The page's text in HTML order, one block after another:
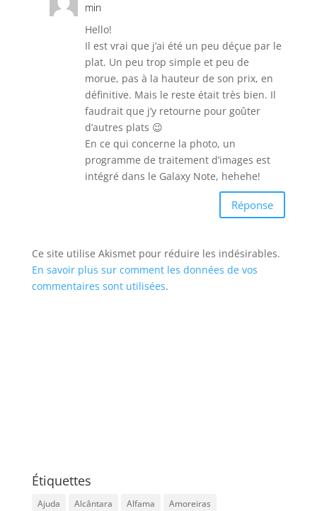
min
Hello!
Il est vrai que j’ai été un peu déçue par le
plat. Un peu trop simple et peu de
morue, pas à la hauteur de son prix, en
définitive. Mais le reste était très bien. Il
faudrait que j’y retourne pour goûter
d’autres plats 😉
En ce qui concerne la photo, un
programme de traitement d’images est
intégré dans le Galaxy Note, hehehe!
Réponse
Ce site utilise Akismet pour réduire les indésirables.
En savoir plus sur comment les données de vos
commentaires sont utilisées.
Étiquettes
Ajuda Alcântara Alfama
Amoreiras